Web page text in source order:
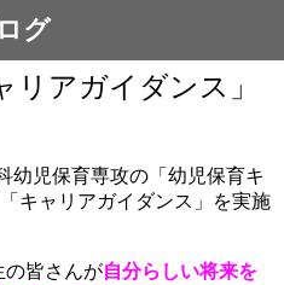
グ
リアガイダンス」
幼児保育専攻の「幼児保育キ
キャリアガイダンス」を実施
の皆さんが自分らしい将来を